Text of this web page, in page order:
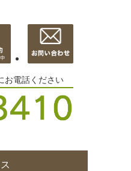
お電話ください